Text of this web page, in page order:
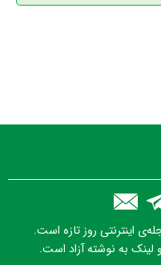
اینترنتی روز تازه است.
و لینک به نوشته آزاد است.